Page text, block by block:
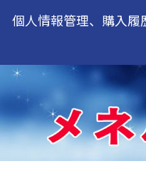
個人情報管理、購入